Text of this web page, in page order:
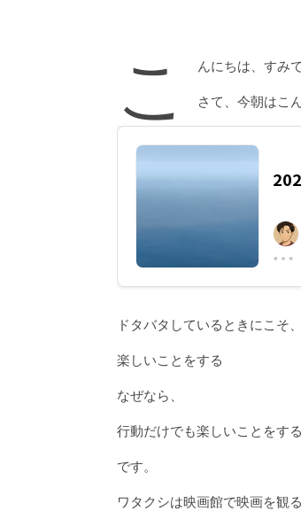
こ
んにちは、すみ
さて、今朝はこ
ドタバタしているときにこそ、
楽しいことをする
なぜなら、
行動だけでも楽しいことをす
です。
ワタクシは映画館で映画を観